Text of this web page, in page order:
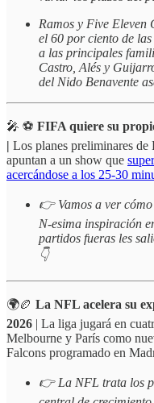
Ramos y Five Eleven
el 60 por ciento de
a las principales
Castro, Alés y
del Nido Benavente
🎤 ⚽️ FIFA quiere su
| Los planes preliminares de
apuntan a un show que
acercándose a los 25-30
👉 Vamos a ver
N-esima inspiración
partidos fueras les
👇
🌍🏉 La NFL acelera su
2026 | La liga jugará en
Melbourne y París como
Falcons programado en
👉 La NFL trata los